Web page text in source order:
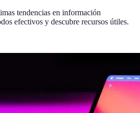
tendencias en información
efectivos y descubre recursos útiles.